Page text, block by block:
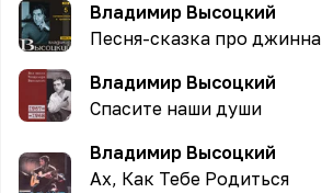
Владимир Высоцкий
Песня-сказка про джинна
Владимир Высоцкий
Спасите наши души
Владимир Высоцкий
Ах, Как Тебе Родиться